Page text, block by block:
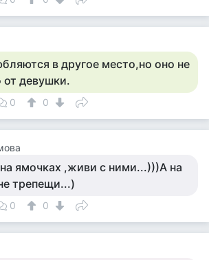
в другое место,но оно не
от девушки.
0 0
ямочках ,живи с ними...)))А на
трепещи...)
0 0